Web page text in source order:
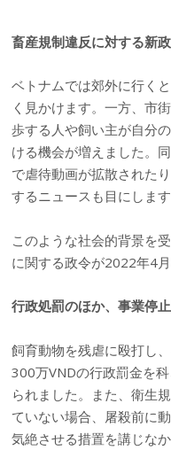
畜産規制違反に対する新
ベトナムでは郊外に行く
く見かけます。一方、市
歩する人や飼い主が自分
ける機会が増えました。
で虐待動画が拡散された
するニュースも目にします
このような社会的背景を
に関する政令が2022年4月
行政処罰のほか、事業停
飼育動物を残虐に殴打し
300万VNDの行政罰金を
られました。また、衛生
ていない場合、屠殺前に
気絶させる措置を講じな